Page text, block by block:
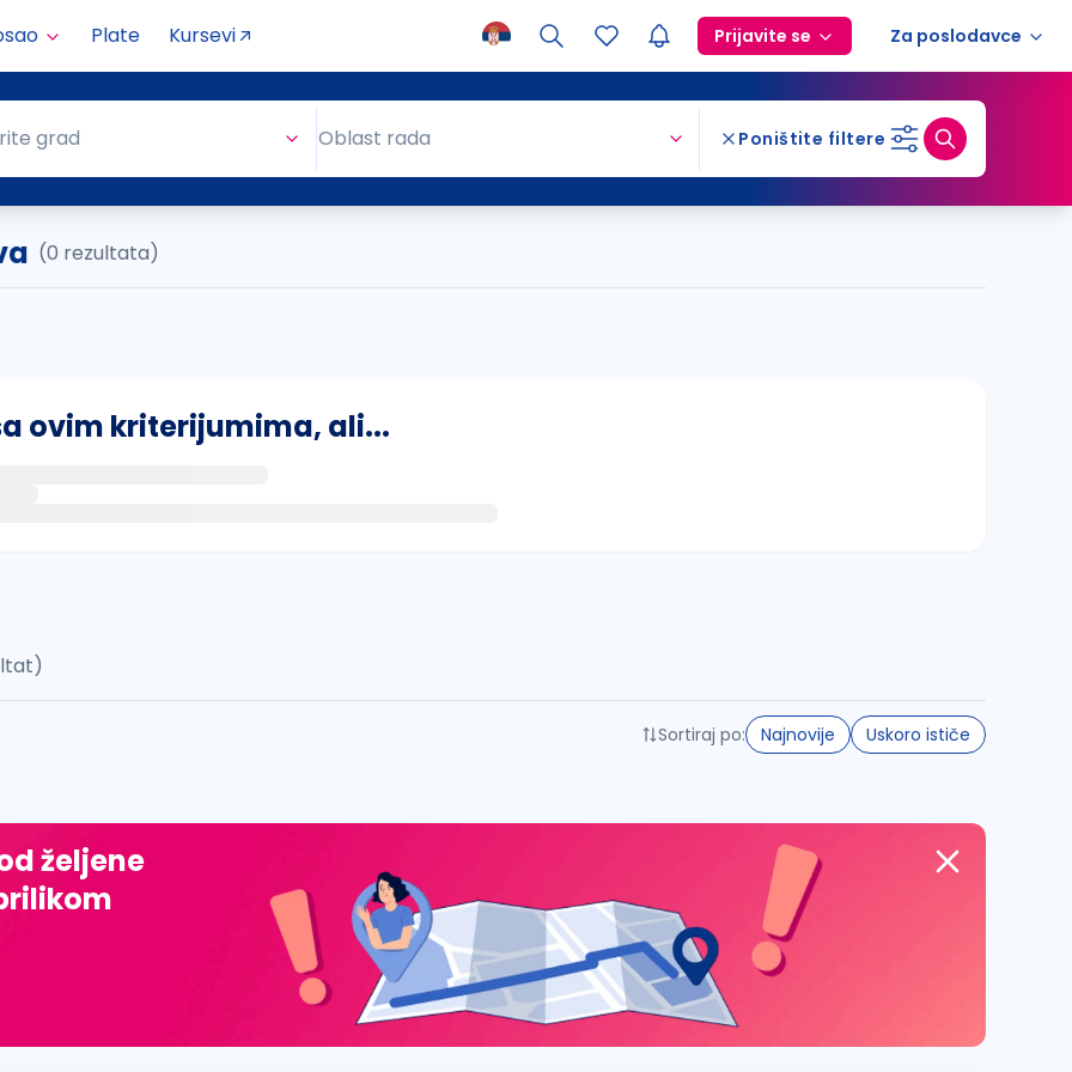
Plate Kursevi Prijavite se Za poslodavce
grad Oblast rada Poništite filtere
(0 rezultata)
ovim kriterijumima, ali...
đ, ž, dž)
Sortiraj po: Najnovije Uskoro ističe
željene